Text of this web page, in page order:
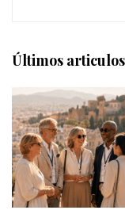
Últimos articulos